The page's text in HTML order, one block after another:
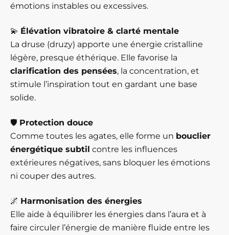
émotions instables ou excessives.
💫 Élévation vibratoire & clarté mentale
La druse (druzy) apporte une énergie cristalline
légère, presque éthérique. Elle favorise la
clarification des pensées, la concentration, et
stimule l’inspiration tout en gardant une base
solide.
🛡️ Protection douce
Comme toutes les agates, elle forme un bouclier
énergétique subtil contre les influences
extérieures négatives, sans bloquer les émotions
ni couper des autres.
🌌 Harmonisation des énergies
Elle aide à équilibrer les énergies dans l’aura et à
faire circuler l’énergie de manière fluide entre les